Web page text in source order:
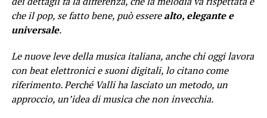
che il pop, se fatto bene, può esserealto, elegante e
universale.
Le nuove leve della musica italiana, anche chi oggi lavora
con beat elettronici e suoni digitali, lo citano come
riferimento. Perché Valli ha lasciato un metodo, un
approccio, un’idea di musica che non invecchia.